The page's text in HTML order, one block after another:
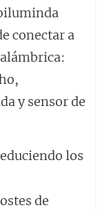
conectar a
y sensor de
los
de